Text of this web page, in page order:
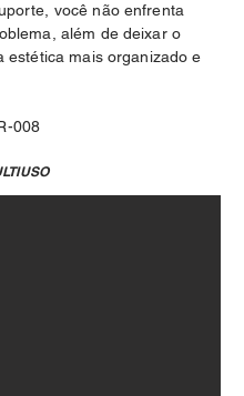
você não enfrenta
além de deixar o
estética mais organizado e
008